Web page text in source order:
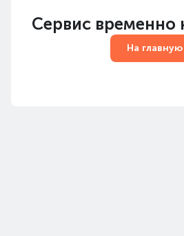
Сервис временно
На главную